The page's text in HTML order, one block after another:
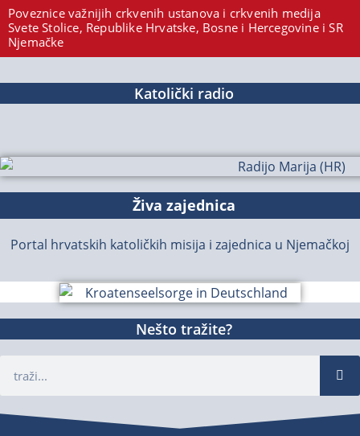
Poveznice važnijih crkvenih ustanova i crkvenih medija
Svete Stolice, Republike Hrvatske, Bosne i Hercegovine i SR
Njemačke
Katolički radio
Živa zajednica
Portal hrvatskih katoličkih misija i zajednica u Njemačkoj
Nešto tražite?